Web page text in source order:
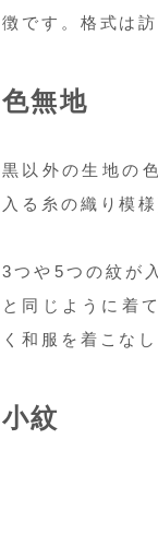
徴です。格式は
色無地
黒以外の生地の
入る糸の織り模
3つや5つの紋が
と同じように着
く和服を着こな
小紋